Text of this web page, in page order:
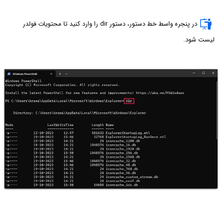
در پنجره واسط خط دستور، دستور dir را وارد کنید تا محتویات فولدر
لیست شود.